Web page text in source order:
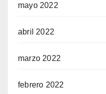
mayo 2022
abril 2022
marzo 2022
febrero 2022